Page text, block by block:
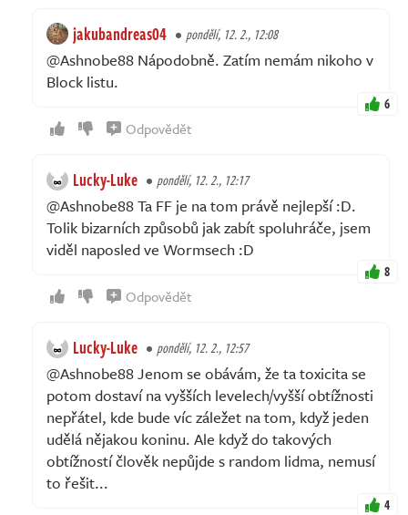
jakubandreas04 pondělí, 12. 2., 12:08
@Ashnobe88 Nápodobně. Zatím nemám nikoho v
Block listu.
6
Odpovědět
Lucky-Luke pondělí, 12. 2., 12:17
@Ashnobe88 Ta FF je na tom právě nejlepší :D.
Tolik bizarních způsobů jak zabít spoluhráče, jsem
viděl naposled ve Wormsech :D
8
Odpovědět
Lucky-Luke pondělí, 12. 2., 12:57
@Ashnobe88 Jenom se obávám, že ta toxicita se
potom dostaví na vyšších levelech/vyšší obtížnosti
nepřátel, kde bude víc záležet na tom, když jeden
udělá nějakou koninu. Ale když do takových
obtížností člověk nepůjde s random lidma, nemusí
to řešit...
4